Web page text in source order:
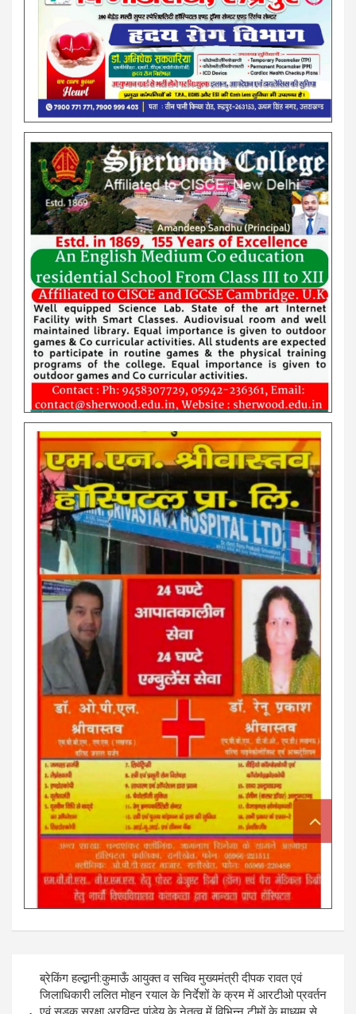
Post
navigation
ब्रेकिंग हल्द्वानी:कुमाऊँ आयुक्त व सचिव मुख्यमंत्री दीपक रावत एवं
जिलाधिकारी ललित मोहन रयाल के निर्देशों के क्रम में आरटीओ प्रवर्तन